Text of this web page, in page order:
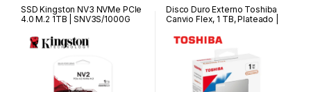
SSD Kingston NV3 NVMe PCIe
4.0 M.2 1TB | SNV3S/1000G
Disco Duro Externo Toshiba
Canvio Flex, 1 TB, Plateado |